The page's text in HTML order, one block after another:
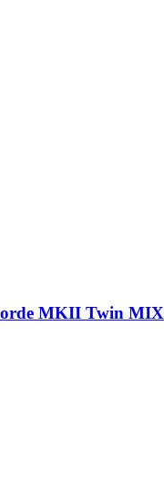
MKII Twin MIX